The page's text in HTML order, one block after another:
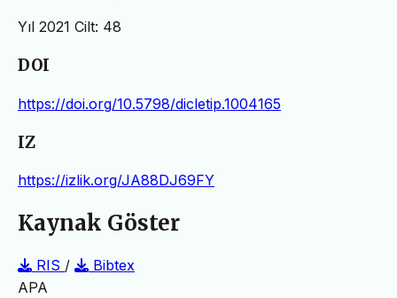
Yıl 2021 Cilt: 48
DOI
https://doi.org/10.5798/dicletip.1004165
IZ
https://izlik.org/JA88DJ69FY
Kaynak Göster
RIS /
Bibtex
APA